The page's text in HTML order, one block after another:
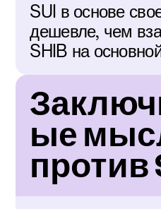
SUI в основе
дешевле, чем
SHIB на
ые
против